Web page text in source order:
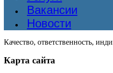
Вакансии
Новости
Качество, ответственность,
Карта сайта